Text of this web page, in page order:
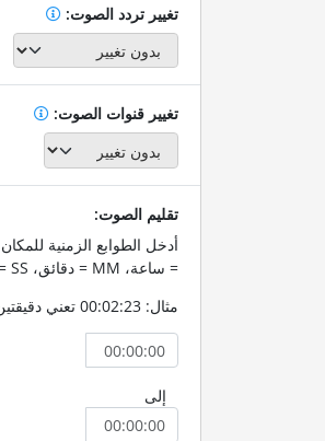
تغيير تردد الصوت:
تغيير قنوات الصوت:
تقليم الصوت:
= ساعة، MM = دقائق، SS = ثوانٍ.
مثال: 00:02:23 تعني دقيقتين و23 ثانية.
إلى